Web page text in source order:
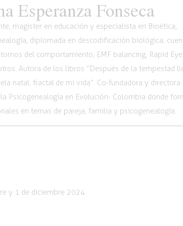
Esperanza Fonseca
magister en educación y especialista en Bioética,
diplomada en descodificación biológica,
del comportamiento, EMF balancing, Rapid Eye
Autora de los libros “Después de la tempestad
natal: fractal de mi vida”. Co-fundadora y directora
Psicogenealogía en Evolución- Colombia donde
en temas de pareja, familia y psicogenealogía.
y 1 de diciembre 2024